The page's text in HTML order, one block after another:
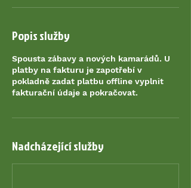
Popis služby
Spousta zábavy a nových kamarádů. U
platby na fakturu je zapotřebí v
pokladně zadat platbu offline vyplnit
fakturační údaje a pokračovat.
Nadcházející služby